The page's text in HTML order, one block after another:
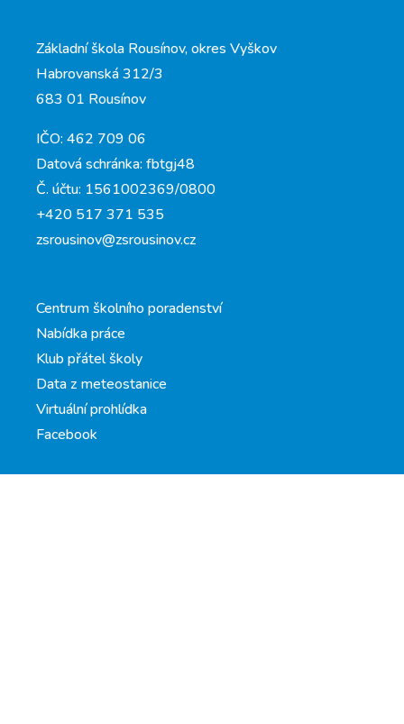
Základní škola Rousínov, okres Vyškov
Habrovanská 312/3
683 01 Rousínov
IČO: 462 709 06
Datová schránka: fbtgj48
Č. účtu: 1561002369/0800
+420 517 371 535
zsrousinov@zsrousinov.cz
Centrum školního poradenství
Nabídka práce
Klub přátel školy
Data z meteostanice
Virtuální prohlídka
Facebook